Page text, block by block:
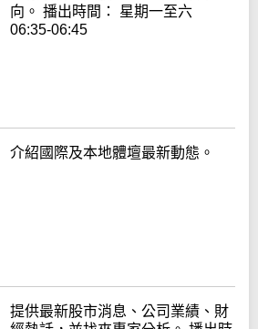
向。 播出時間： 星期一至六
06:35-06:45
介紹國際及本地體壇最新動態。
提供最新股市消息、公司業績、財